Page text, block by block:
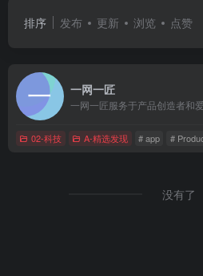
排序 发布 更新 浏览 点赞
一网一匠
一网一匠服务于产品创造者和
02-科技 A-精选发现 # app #
没有了